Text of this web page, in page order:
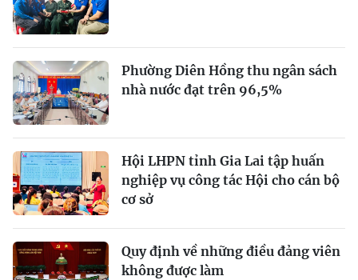
Phường Diên Hồng thu ngân sách
nhà nước đạt trên 96,5%
Hội LHPN tỉnh Gia Lai tập huấn
nghiệp vụ công tác Hội cho cán bộ
cơ sở
Quy định về những điều đảng viên
không được làm